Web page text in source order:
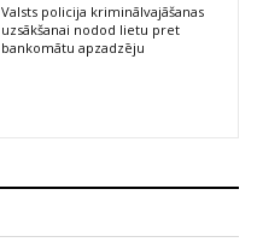
Valsts policija kriminālvajāšanas
uzsākšanai nodod lietu pret
bankomātu apzadzēju